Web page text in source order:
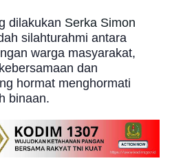
dilakukan Serka Simon
silahturahmi antara
warga masyarakat,
dan
hormat menghormati
binaan.